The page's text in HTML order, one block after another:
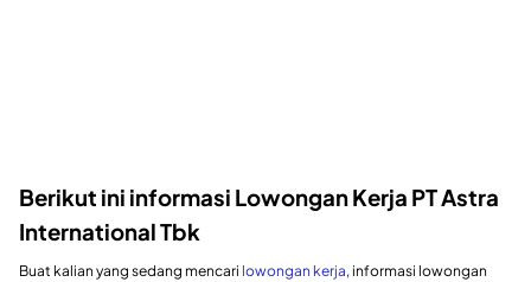
Berikut ini informasi Lowongan Kerja PT Astra
International Tbk
Buat kalian yang sedang mencari lowongan kerja, informasi lowongan